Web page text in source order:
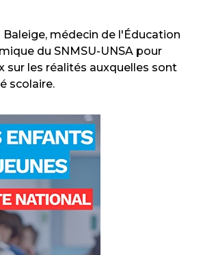
médecin de l'Éducation
du SNMSU-UNSA pour
sur les réalités auxquelles sont
scolaire.